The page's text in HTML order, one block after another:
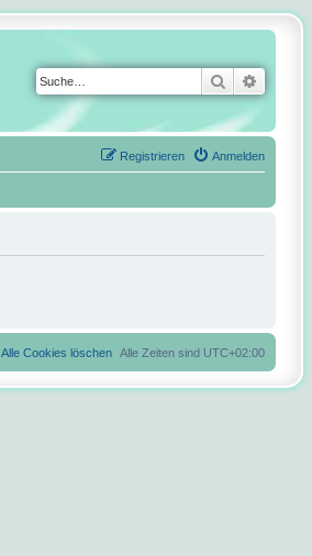
Suche
Anmelden
Registrieren
Alle Zeiten sind UTC+02:00
Alle Cookies löschen